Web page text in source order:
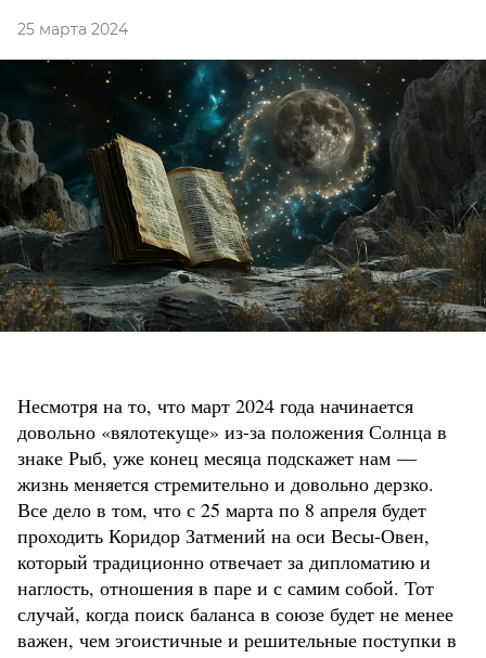
25 марта 2024
Несмотря на то, что март 2024 года начинается
довольно «вялотекуще» из-за положения Солнца в
знаке Рыб, уже конец месяца подскажет нам —
жизнь меняется стремительно и довольно дерзко.
Все дело в том, что с 25 марта по 8 апреля будет
проходить Коридор Затмений на оси Весы-Овен,
который традиционно отвечает за дипломатию и
наглость, отношения в паре и с самим собой. Тот
случай, когда поиск баланса в союзе будет не менее
важен, чем эгоистичные и решительные поступки в